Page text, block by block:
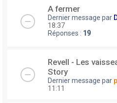
A fermer
Dernier message par
18:37
Réponses : 19
Revell - Les
Story
Dernier message par
11:11